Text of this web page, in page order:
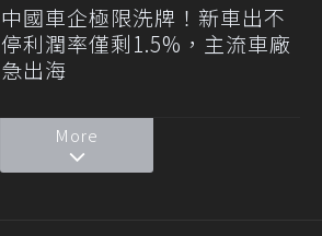
中國車企極限洗牌！新車出不
停利潤率僅剩1.5%，主流車廠
急出海
More